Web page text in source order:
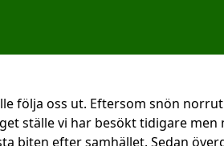
följa oss ut. Eftersom snön
ställe vi har besökt tidigare
biten efter samhället. Sedan